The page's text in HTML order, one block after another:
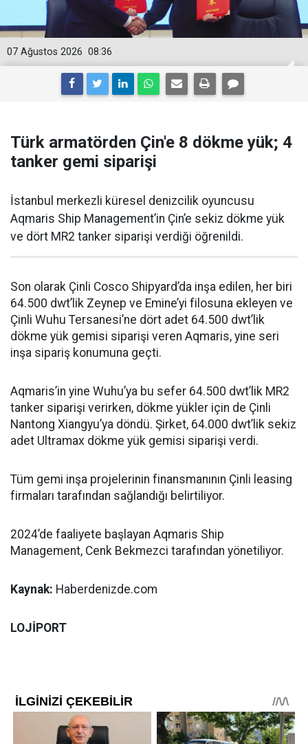
08:36
07 Ağustos 2026
Türk armatörden Çin'e 8 dökme yük; 4
tanker gemi siparişi
İstanbul merkezli küresel denizcilik oyuncusu
Aqmaris Ship Management’in Çin’e sekiz dökme yük
ve dört MR2 tanker siparişi verdiği öğrenildi.
Son olarak Çinli Cosco Shipyard’da inşa edilen, her biri
64.500 dwt’lik Zeynep ve Emine’yi filosuna ekleyen ve
Çinli Wuhu Tersanesi’ne dört adet 64.500 dwt’lik
dökme yük gemisi siparişi veren Aqmaris, yine seri
inşa sipariş konumuna geçti.
Aqmaris’in yine Wuhu’ya bu sefer 64.500 dwt’lik MR2
tanker siparişi verirken, dökme yükler için de Çinli
Nantong Xiangyu’ya döndü. Şirket, 64.000 dwt’lik sekiz
adet Ultramax dökme yük gemisi siparişi verdi.
Tüm gemi inşa projelerinin finansmanının Çinli leasing
firmaları tarafından sağlandığı belirtiliyor.
2024’de faaliyete başlayan Aqmaris Ship
Management, Cenk Bekmezci tarafından yönetiliyor.
Kaynak: Haberdenizde.com
LOJİPORT